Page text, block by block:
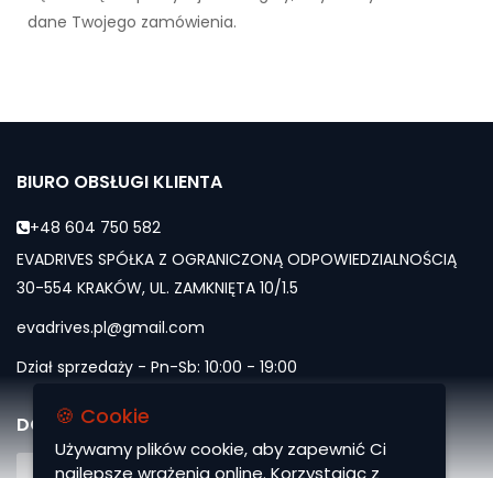
dane Twojego zamówienia.
BIURO OBSŁUGI KLIENTA
+48 604 750 582
EVADRIVES SPÓŁKA Z OGRANICZONĄ ODPOWIEDZIALNOŚCIĄ
30-554 KRAKÓW, UL. ZAMKNIĘTA 10/1.5
evadrives.pl@gmail.com
Dział sprzedaży - Pn-Sb: 10:00 - 19:00
DOŁĄCZ DO NAS
🍪 Cookie
Używamy plików cookie, aby zapewnić Ci
najlepsze wrażenia online. Korzystając z